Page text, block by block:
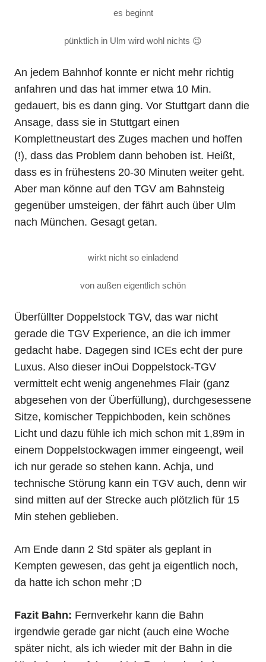
es beginnt
pünktlich in Ulm wird wohl nichts 😉
An jedem Bahnhof konnte er nicht mehr richtig
anfahren und das hat immer etwa 10 Min.
gedauert, bis es dann ging. Vor Stuttgart dann die
Ansage, dass sie in Stuttgart einen
Komplettneustart des Zuges machen und hoffen
(!), dass das Problem dann behoben ist. Heißt,
dass es in frühestens 20-30 Minuten weiter geht.
Aber man könne auf den TGV am Bahnsteig
gegenüber umsteigen, der fährt auch über Ulm
nach München. Gesagt getan.
wirkt nicht so einladend
von außen eigentlich schön
Überfüllter Doppelstock TGV, das war nicht
gerade die TGV Experience, an die ich immer
gedacht habe. Dagegen sind ICEs echt der pure
Luxus. Also dieser inOui Doppelstock-TGV
vermittelt echt wenig angenehmes Flair (ganz
abgesehen von der Überfüllung), durchgesessene
Sitze, komischer Teppichboden, kein schönes
Licht und dazu fühle ich mich schon mit 1,89m in
einem Doppelstockwagen immer eingeengt, weil
ich nur gerade so stehen kann. Achja, und
technische Störung kann ein TGV auch, denn wir
sind mitten auf der Strecke auch plötzlich für 15
Min stehen geblieben.
Am Ende dann 2 Std später als geplant in
Kempten gewesen, das geht ja eigentlich noch,
da hatte ich schon mehr ;D
Fazit Bahn: Fernverkehr kann die Bahn
irgendwie gerade gar nicht (auch eine Woche
später nicht, als ich wieder mit der Bahn in die